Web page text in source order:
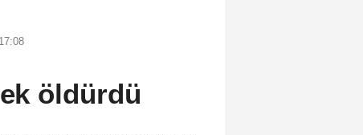
öldürdü